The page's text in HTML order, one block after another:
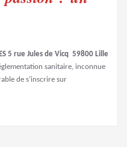
5 rue Jules de Vicq 59800 Lille
sanitaire, inconnue
de s’inscrire sur